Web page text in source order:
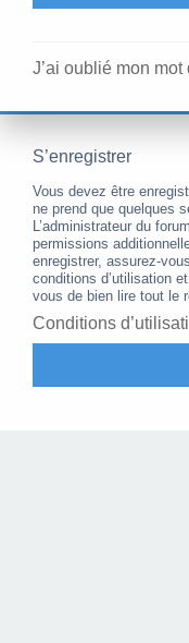
J’ai oublié mon mot
S’enregistrer
Vous devez être
ne prend que quelques
L’administrateur du
permissions
enregistrer, assurez-
conditions d’utilisation
vous de bien lire tout le
Conditions